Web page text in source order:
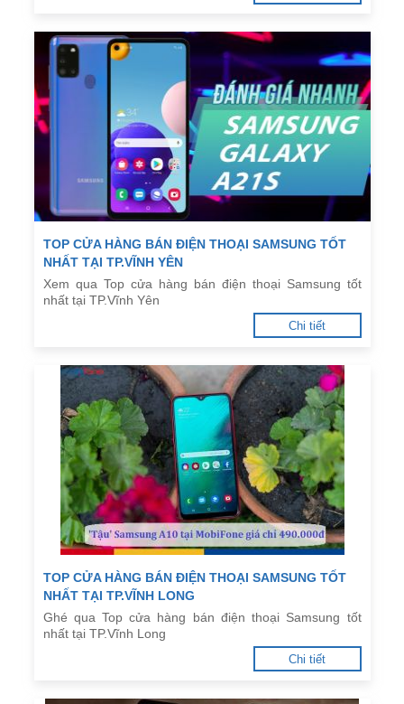
TOP CỬA HÀNG BÁN ĐIỆN THOẠI SAMSUNG TỐT
NHẤT TẠI TP.VĨNH YÊN
Xem qua Top cửa hàng bán điện thoại Samsung tốt
nhất tại TP.Vĩnh Yên
Chi tiết
TOP CỬA HÀNG BÁN ĐIỆN THOẠI SAMSUNG TỐT
NHẤT TẠI TP.VĨNH LONG
Ghé qua Top cửa hàng bán điện thoại Samsung tốt
nhất tại TP.Vĩnh Long
Chi tiết